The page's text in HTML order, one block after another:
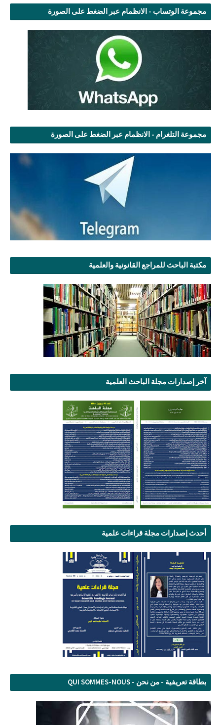
مجموعة الوتساب - الانظمام عبر الضغط على الصورة
مجموعة التلغرام - الانظمام عبر الضغط على الصورة
مكتبة الباحث للمراجع القانونية والعلمية
آخر إصدارات مجلة الباحث العلمية
أحدث إصدارات مجلة قراءات علمية
بطاقة تعريفية - من نحن - QUI SOMMES-NOUS